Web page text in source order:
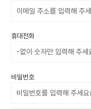
휴대전화
비밀번호